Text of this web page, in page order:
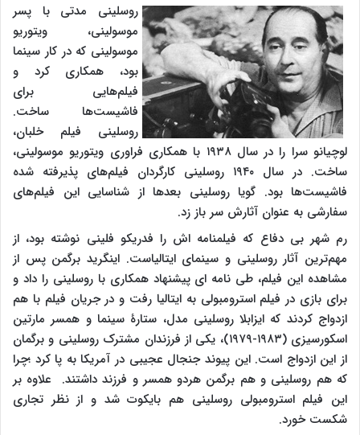
روسلینی مدتی با پسر
موسولینی، ویتوریو
موسولینی که در کار سینما
بود، همکاری کرد و
فیلم‌هایی برای
فاشیست‌ها ساخت.
روسلینی فیلم خلبان،
لوچیانو سرا را در سال ۱۹۳۸ با همکاری فراوری ویتوریو موسولینی،
ساخت. در سال ۱۹۴۰ روسلینی کارگردان فیلم‌های پذیرفته شده
فاشیست‌ها بود. گویا روسلینی بعدها از شناسایی این فیلم‌های
سفارشی به عنوان آثارش سر باز زد.
رم شهر بی دفاع که فیلمنامه اش را فدریکو فلینی نوشته بود، از
مهم‌ترین آثار روسلینی و سینمای ایتالیاست. اینگرید برگمن پس از
مشاهده این فیلم، طی نامه ای پیشنهاد همکاری با روسلینی را داد و
برای بازی در فیلم استرومبولی به ایتالیا رفت و در جریان فیلم با هم
ازدواج کردند که ایزابلا روسلینی مدل، ستارۀ سینما و همسر مارتین
اسکورسیزی (۱۹۸۳-۱۹۷۹)، یکی از فرزندان مشترک روسلینی و برگمان
از این ازدواج است. این پیوند جنجال عجیبی در آمریکا به پا کرد ؛چرا
که هم روسلینی و هم برگمن هردو همسر و فرزند داشتند. علاوه بر
این فیلم استرومبولی روسلینی هم بایکوت شد و از نظر تجاری
شکست خورد.